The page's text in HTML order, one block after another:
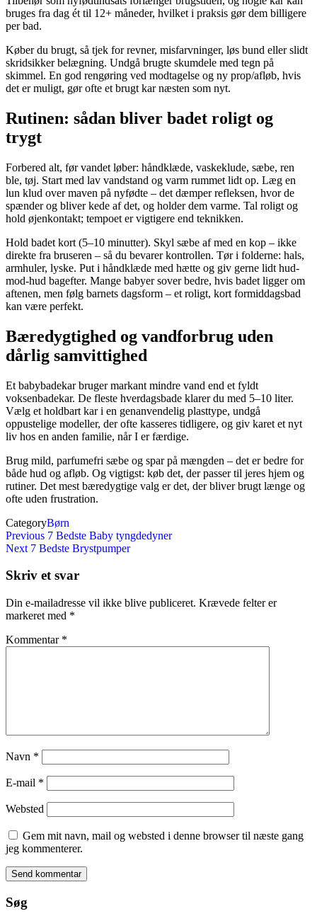
bruges fra dag ét til 12+ måneder, hvilket i praksis gør dem billigere
per bad.
Køber du brugt, så tjek for revner, misfarvninger, løs bund eller slidt
skridsikker belægning. Undgå brugte skumdele med tegn på
skimmel. En god rengøring ved modtagelse og ny prop/afløb, hvis
det er muligt, gør ofte et brugt kar næsten som nyt.
Rutinen: sådan bliver badet roligt og
trygt
Forbered alt, før vandet løber: håndklæde, vaskeklude, sæbe, ren
ble, tøj. Start med lav vandstand og varm rummet lidt op. Læg en
lun klud over maven på nyfødte – det dæmper refleksen, hvor de
spænder og bliver kede af det, og holder dem varme. Tal roligt og
hold øjenkontakt; tempoet er vigtigere end teknikken.
Hold badet kort (5–10 minutter). Skyl sæbe af med en kop – ikke
direkte fra bruseren – så du bevarer kontrollen. Tør i folderne: hals,
armhuler, lyske. Put i håndklæde med hætte og giv gerne lidt hud-
mod-hud bagefter. Mange babyer sover bedre, hvis badet ligger om
aftenen, men følg barnets dagsform – et roligt, kort formiddagsbad
kan være perfekt.
Bæredygtighed og vandforbrug uden
dårlig samvittighed
Et babybadekar bruger markant mindre vand end et fyldt
voksenbadekar. De fleste hverdagsbade klarer du med 5–10 liter.
Vælg et holdbart kar i en genanvendelig plasttype, undgå
oppustelige modeller, der ofte kasseres tidligere, og giv karet et nyt
liv hos en anden familie, når I er færdige.
Brug mild, parfumefri sæbe og spar på mængden – det er bedre for
både hud og afløb. Og vigtigst: køb det, der passer til jeres hjem og
rutiner. Det mest bæredygtige valg er det, der bliver brugt længe og
ofte uden frustration.
CategoryBørn
Indlægsnavigation
Previous
Post
Previous 7 Bedste Baby tyngdedyner
Next
Next 7 Bedste Brystpumper
Skriv et svar
Din e-mailadresse vil ikke blive publiceret. Krævede felter er
markeret med *
Kommentar *
Navn *
E-mail *
Websted
Gem mit navn, mail og websted i denne browser til næste gang
jeg kommenterer.
Søg